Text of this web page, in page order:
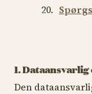
1.
Den